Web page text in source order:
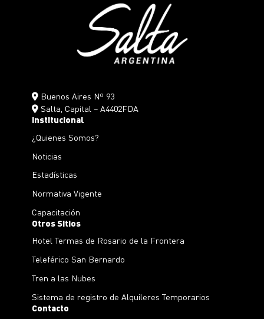
Buenos Aires Nº 93
Salta, Capital – A4402FDA
Institucional
¿Quienes Somos?
Noticias
Estadísticas
Normativa Vigente
Capacitación
Otros Sitios
Hotel Termas de Rosario de la Frontera
Teleférico San Bernardo
Tren a las Nubes
Sistema de registro de Alquileres Temporarios
Contacto